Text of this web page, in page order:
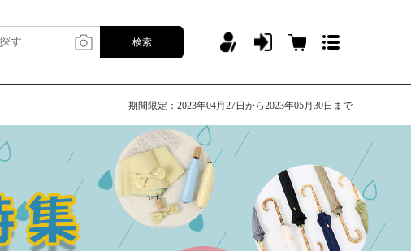
検索
期間限定：2023年04月27日から2023年05月30日まで